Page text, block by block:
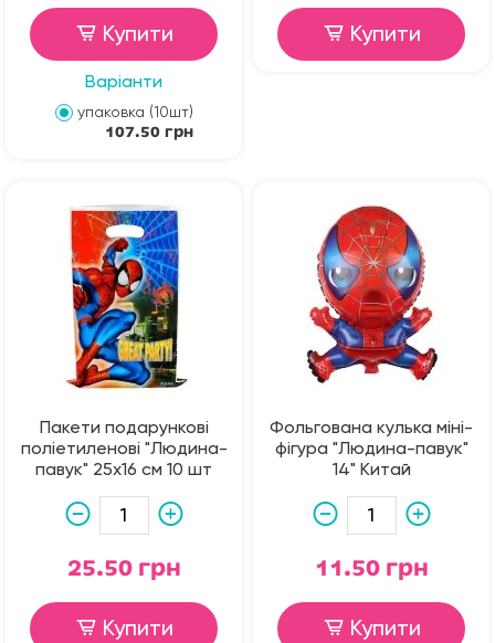
Купити
Варіанти
упаковка (10шт)
107.50 грн
Купити
Пакети подарункові
поліетиленові "Людина-
павук" 25х16 см 10 шт
25.50 грн
Купити
Фольгована кулька міні-
фігура "Людина-павук"
14" Китай
11.50 грн
Купити